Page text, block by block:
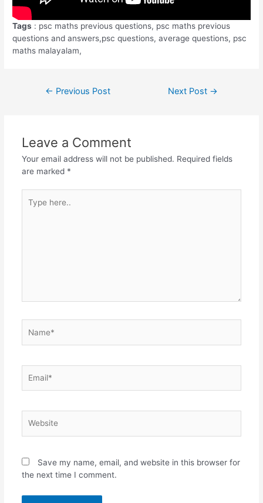
Tags : psc maths previous questions, psc maths previous
questions and answers,psc questions, average questions, psc
maths malayalam,
← Previous Post Next Post →
Leave a Comment
Your email address will not be published. Required fields
are marked *
here..
Save my name, email, and website in this browser for
the next time I comment.